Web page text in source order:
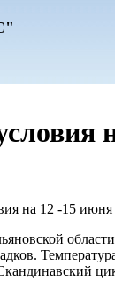
на 12 -15 июня